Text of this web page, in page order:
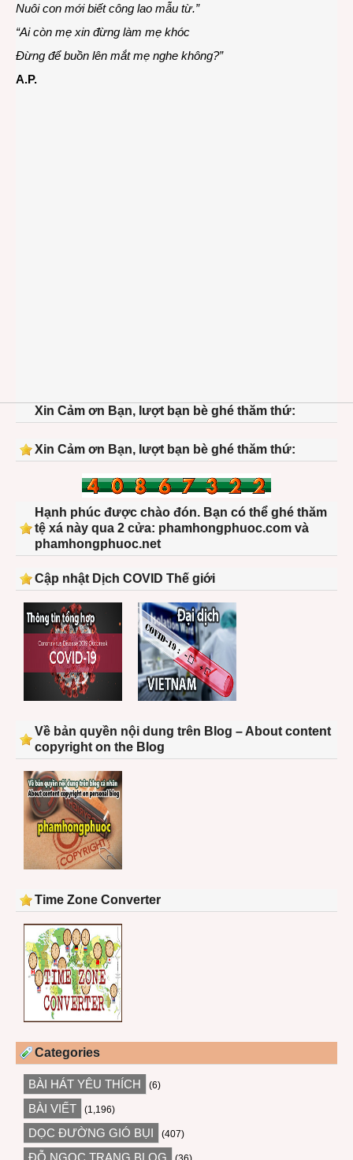
Nuôi con mới biết công lao mẫu từ.”
“Ai còn mẹ xin đừng làm mẹ khóc
Đừng để buồn lên mắt mẹ nghe không?”
A.P.
Xin Cảm ơn Bạn, lượt bạn bè ghé thăm thứ:
Xin Cảm ơn Bạn, lượt bạn bè ghé thăm thứ:
Hạnh phúc được chào đón. Bạn có thể ghé thăm
tệ xá này qua 2 cửa: phamhongphuoc.com và
phamhongphuoc.net
Cập nhật Dịch COVID Thế giới
Về bản quyền nội dung trên Blog – About content
copyright on the Blog
Time Zone Converter
Categories
BÀI HÁT YÊU THÍCH (6)
BÀI VIẾT (1,196)
DỌC ĐƯỜNG GIÓ BỤI (407)
ĐỖ NGỌC TRANG BLOG